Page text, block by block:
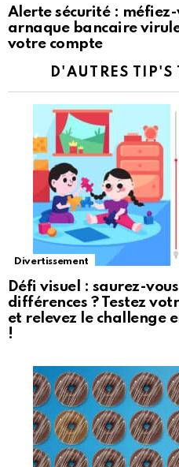
Alerte sécurité :
arnaque bancaire
votre compte
D'AUTRES TIP'S
Divertissement
Défi visuel : saurez-
différences ? Testez
et relevez le challenge
!